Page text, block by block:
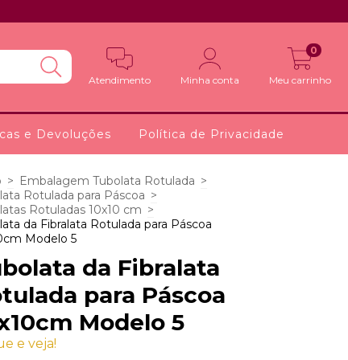
Atendimento Minha conta Meu carrinho
0
e Devoluções Política de Privacidade
> Embalagem Tubolata Rotulada >
Rotulada para Páscoa >
Rotuladas 10x10 cm >
da Fibralata Rotulada para Páscoa
Modelo 5
da Fibralata
para Páscoa
Modelo 5
e veja!